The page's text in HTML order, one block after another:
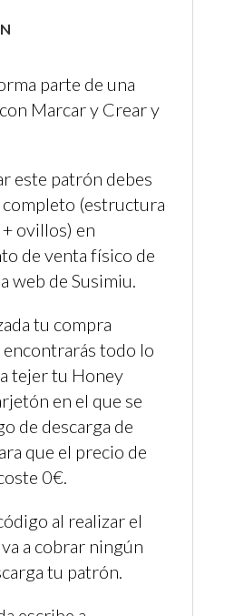
parte de una
Marcar y Crear y
este patrón debes
(estructura
ovillos) en
de venta físico de
web de Susimiu.
tu compra
todo lo
tejer tu Honey
en el que se
de descarga de
que el precio de
0€.
al realizar el
a cobrar ningún
tu patrón.